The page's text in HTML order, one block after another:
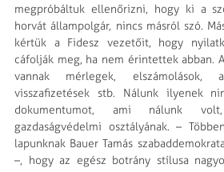
megpróbáltuk ellenőrizni, hogy ki a
horvát állampolgár, nincs másról szó.
kértük a Fidesz vezetőit, hogy
cáfolják meg, ha nem érintettek abban.
vannak mérlegek, elszámolások,
visszafizetések stb. Nálunk ilyenek
dokumentumot, ami nálunk
gazdaságvédelmi osztályának. –
lapunknak Bauer Tamás
–, hogy az egész botrány stílusa